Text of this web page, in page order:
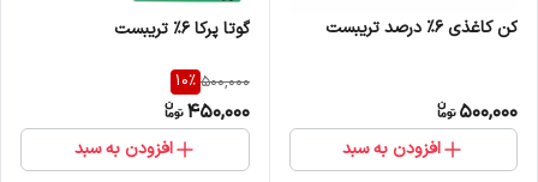
کن کاغذی 6% درصد تریبست
500,000
افزودن به سبد
گوتا پرکا 6% تریبست
500,000
10%
450,000
افزودن به سبد